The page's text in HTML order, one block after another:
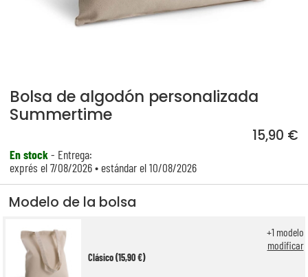
Bolsa de algodón personalizada
Summertime
15,90 €
En stock- Entrega:
exprés el 7/08/2026 • estándar el 10/08/2026
Modelo de la bolsa
Clásico (15,90 €)
+1 modelo
modificar